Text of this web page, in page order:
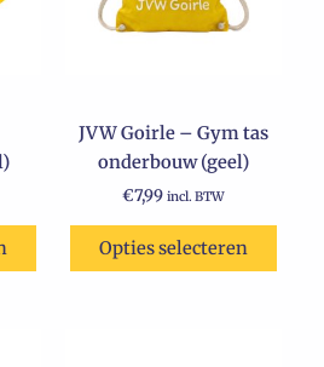
JVW Goirle – Gym tas
onderbouw (geel)
€7,99 incl. BTW
Opties selecteren